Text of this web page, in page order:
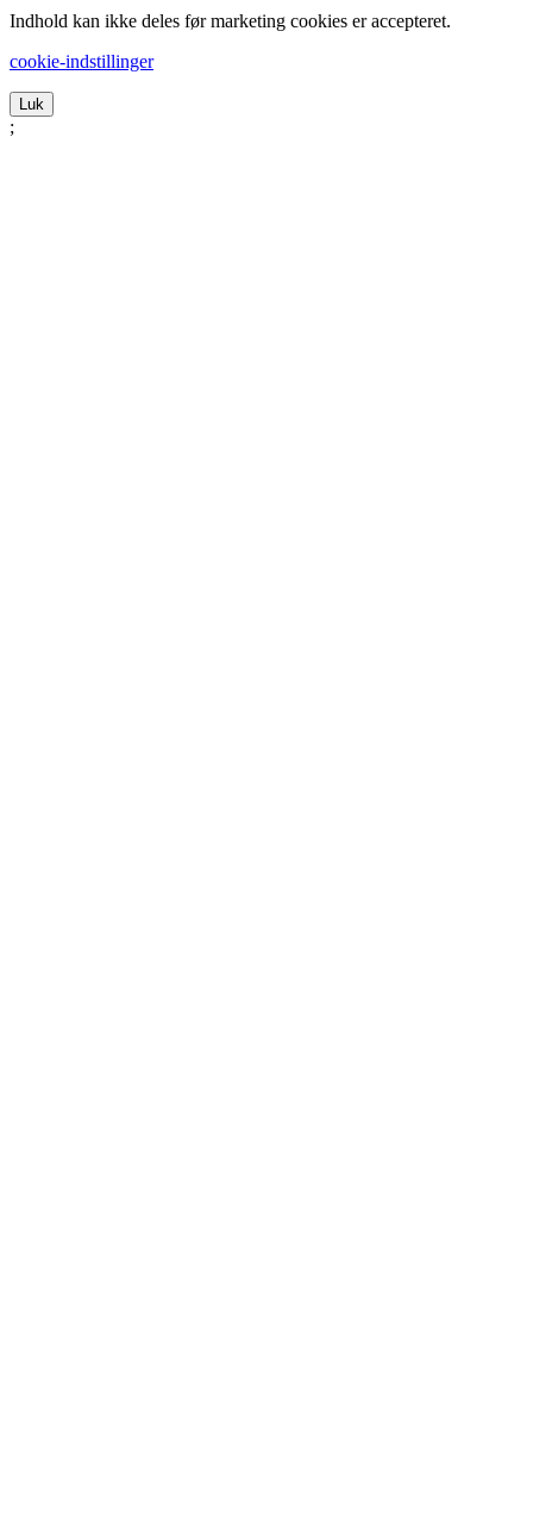
Indhold kan ikke deles før marketing cookies er accepteret.
cookie-indstillinger
Luk
;